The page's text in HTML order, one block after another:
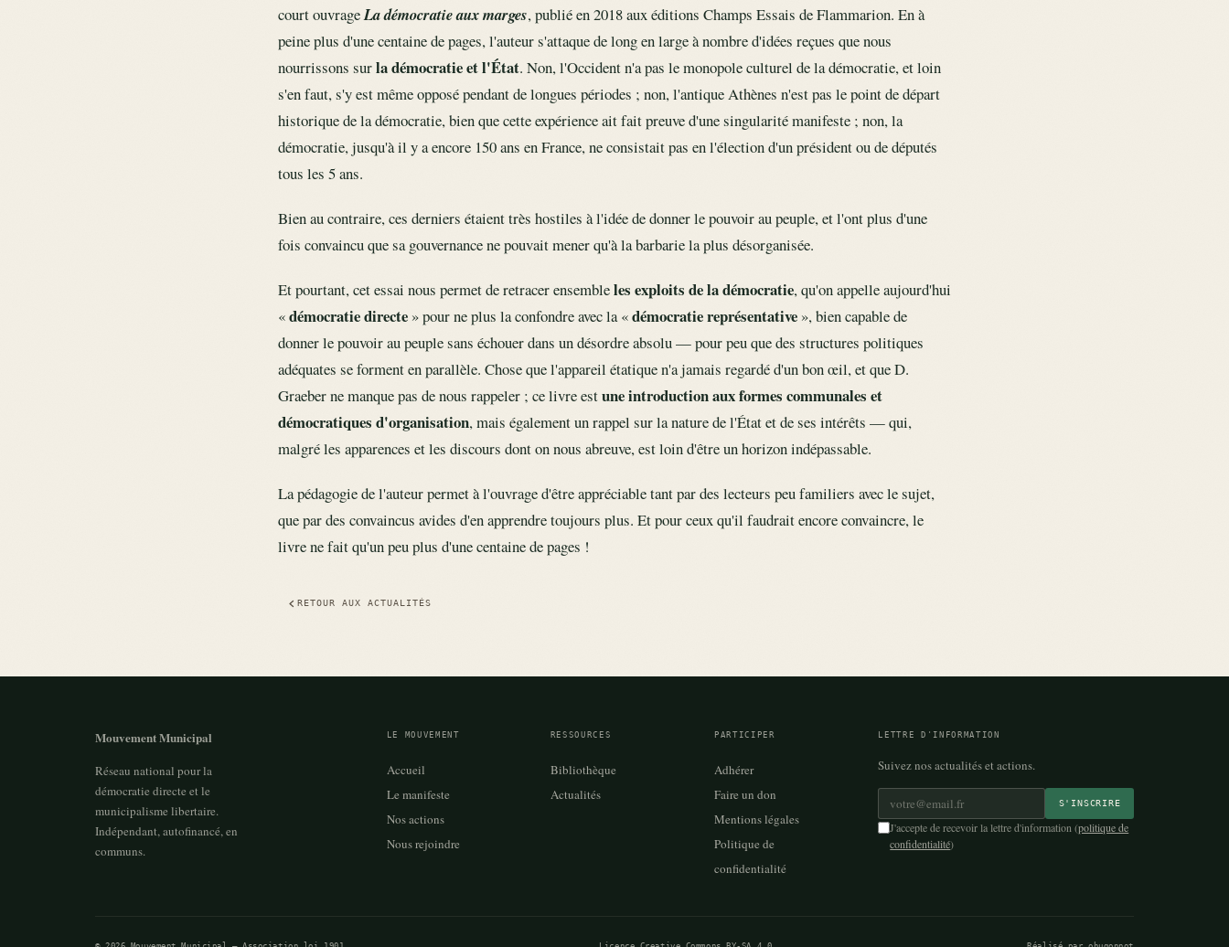
court ouvrageLa démocratie aux marges, publié en 2018 aux éditions Champs Essais de Flammarion. En à
peine plus d'une centaine de pages, l'auteur s'attaque de long en large à nombre d'idées reçues que nous
nourrissons surla démocratie et l'État. Non, l'Occident n'a pas le monopole culturel de la démocratie, et loin
s'en faut, s'y est même opposé pendant de longues périodes ; non, l'antique Athènes n'est pas le point de départ
historique de la démocratie, bien que cette expérience ait fait preuve d'une singularité manifeste ; non, la
démocratie, jusqu'à il y a encore 150 ans en France, ne consistait pas en l'élection d'un président ou de députés
tous les 5 ans.
Bien au contraire, ces derniers étaient très hostiles à l'idée de donner le pouvoir au peuple, et l'ont plus d'une
fois convaincu que sa gouvernance ne pouvait mener qu'à la barbarie la plus désorganisée.
Et pourtant, cet essai nous permet de retracer ensembleles exploits de la démocratie, qu'on appelle aujourd'hui
«démocratie directe » pour ne plus la confondre avec la «démocratie représentative », bien capable de
donner le pouvoir au peuple sans échouer dans un désordre absolu — pour peu que des structures politiques
adéquates se forment en parallèle. Chose que l'appareil étatique n'a jamais regardé d'un bon œil, et que D.
Graeber ne manque pas de nous rappeler ; ce livre estune introduction aux formes communales et
démocratiques d'organisation, mais également un rappel sur la nature de l'État et de ses intérêts — qui,
malgré les apparences et les discours dont on nous abreuve, est loin d'être un horizon indépassable.
La pédagogie de l'auteur permet à l'ouvrage d'être appréciable tant par des lecteurs peu familiers avec le sujet,
que par des convaincus avides d'en apprendre toujours plus. Et pour ceux qu'il faudrait encore convaincre, le
livre ne fait qu'un peu plus d'une centaine de pages !
RETOUR AUX ACTUALITÉS
Mouvement Municipal
Réseau national pour la
démocratie directe et le
municipalisme libertaire.
Indépendant, autofinancé, en
communs.
LE MOUVEMENT
Accueil
Le manifeste
Nos actions
Nous rejoindre
RESSOURCES
Bibliothèque
Actualités
PARTICIPER
Adhérer
Faire un don
Mentions légales
Politique de
confidentialité
LETTRE D'INFORMATION
Suivez nos actualités et actions.
Adresse e-mail * S'INSCRIRE
J'accepte de recevoir la lettre d'information (politique de
confidentialité)